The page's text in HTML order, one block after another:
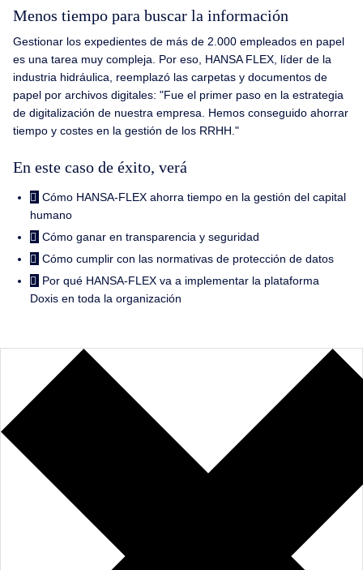
Menos tiempo para buscar la información
Gestionar los expedientes de más de 2.000 empleados en papel
es una tarea muy compleja. Por eso, HANSA FLEX, líder de la
industria hidráulica, reemplazó las carpetas y documentos de
papel por archivos digitales: "Fue el primer paso en la estrategia
de digitalización de nuestra empresa. Hemos conseguido ahorrar
tiempo y costes en la gestión de los RRHH."
En este caso de éxito, verá
Cómo HANSA-FLEX ahorra tiempo en la gestión del capital
humano
Cómo ganar en transparencia y seguridad
Cómo cumplir con las normativas de protección de datos
Por qué HANSA-FLEX va a implementar la plataforma
Doxis en toda la organización